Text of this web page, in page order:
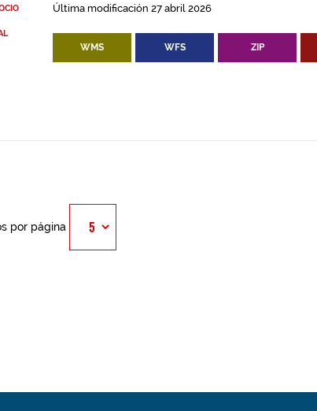
Última modificación 27 abril 2026
WMS WFS ZIP
por página